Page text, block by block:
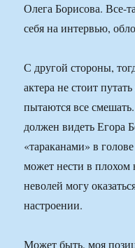
Олега Борисова. Все-
себя на интервью,
С другой стороны,
актера не стоит
пытаются все
должен видеть Егора
«тараканами» в
может нести в
неволей могу
настроении.
Может быть, моя